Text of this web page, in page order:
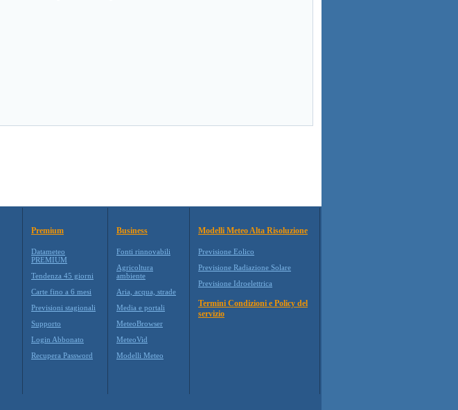
Premium
Datameteo
PREMIUM
Tendenza 45 giorni
Carte fino a 6 mesi
Previsioni stagionali
Supporto
Login Abbonato
Recupera Password
Business
Fonti rinnovabili
Agricoltura
ambiente
Aria, acqua, strade
Media e portali
MeteoBrowser
MeteoVid
Modelli Meteo
Modelli Meteo Alta Risoluzione
Previsione Eolico
Previsione Radiazione Solare
Previsione Idroelettrica
Termini Condizioni e Policy del
servizio